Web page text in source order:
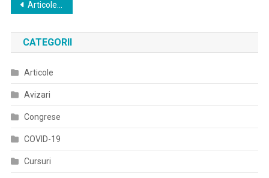
Navigare
în
articole
Articole mai vechi
CATEGORII
Articole
Avizari
Congrese
COVID-19
Cursuri